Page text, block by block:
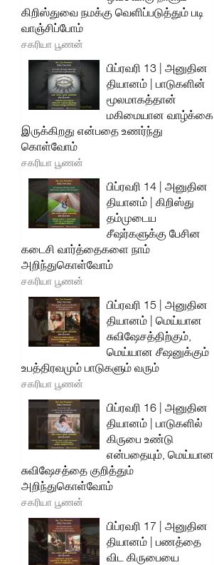
கிறிஸ்துவை நமக்கு வெளிப்படுத்தும் படி
வாஞ்சிப்போம்
சகரியா பூணன்
பிப்ரவரி 13 | அனுதின
தியானம் | பாடுகளின்
மூலமாகத்தான்
மகிமையான வாழ்க்கை
இருக்கிறது என்பதை உணர்ந்து
கொள்வோம்
சகரியா பூணன்
பிப்ரவரி 14 | அனுதின
தியானம் | கிறிஸ்து
தம்முடைய
சீஷர்களுக்கு பேசின
கடைசி வார்த்தைகளை நாம்
அறிந்துகொள்வோம்
சகரியா பூணன்
பிப்ரவரி 15 | அனுதின
தியானம் | மெய்யான
சுவிஷேசத்திற்கும்,
மெய்யான சீஷனுக்கும்
உபத்திரவமும் பாடுகளும் வரும்
சகரியா பூணன்
பிப்ரவரி 16 | அனுதின
தியானம் | பாடுகளில்
கிருபை உண்டு
என்பதையும், மெய்யான
சுவிஷேசத்தை குறித்தும்
அறிந்துகொள்வோம்
சகரியா பூணன்
பிப்ரவரி 17 | அனுதின
தியானம் | பணத்தை
விட கிருபையை